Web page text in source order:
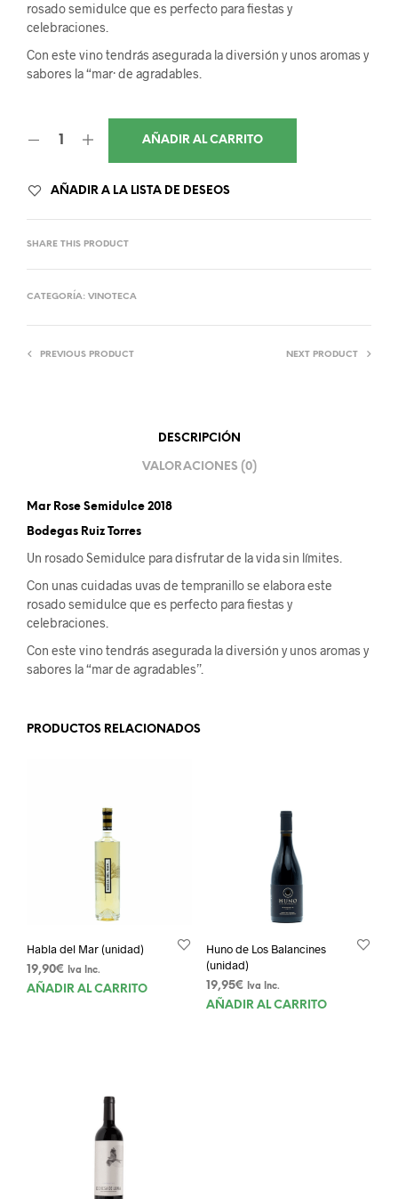
rosado semidulce que es perfecto para fiestas y
celebraciones.
Con este vino tendrás asegurada la diversión y unos aromas y
sabores la “mar· de agradables.
AÑADIR AL CARRITO
AÑADIR A LA LISTA DE DESEOS
SHARE THIS PRODUCT
CATEGORÍA: VINOTECA
PREVIOUS PRODUCT NEXT PRODUCT
DESCRIPCIÓN
VALORACIONES (0)
Mar Rose Semidulce 2018
Bodegas Ruiz Torres
Un rosado Semidulce para disfrutar de la vida sin límites.
Con unas cuidadas uvas de tempranillo se elabora este
rosado semidulce que es perfecto para fiestas y
celebraciones.
Con este vino tendrás asegurada la diversión y unos aromas y
sabores la “mar de agradables”.
PRODUCTOS RELACIONADOS
Habla del Mar (unidad)
19,90€ Iva Inc.
AÑADIR AL CARRITO
Huno de Los Balancines
(unidad)
19,95€ Iva Inc.
AÑADIR AL CARRITO